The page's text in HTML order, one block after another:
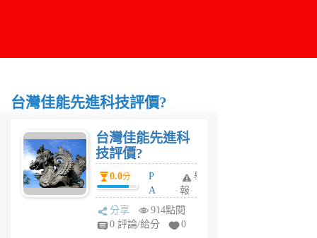
台灣佳能先進科技評價?
台灣佳能先進科
技評價?
0.0分
P
A
U
L
舉
報
分享
914點閱
0 評論/給分
0